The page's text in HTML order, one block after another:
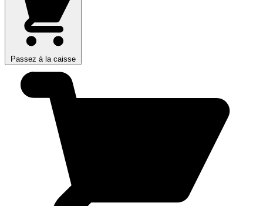
Passez à la caisse